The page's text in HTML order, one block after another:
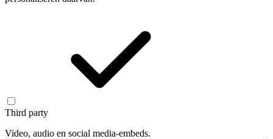
Third party
Video, audio en social media-embeds.